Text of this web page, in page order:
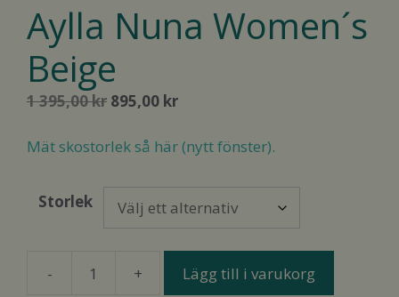
Aylla Nuna Women´s
Beige
1 395,00kr Det
priset
395,00 kr.
895,00 krDet
priset
Mät skostorlek så här (nytt fönster).
Storlek
-
Aylla
+ Lägg till i varukorg